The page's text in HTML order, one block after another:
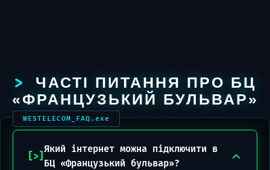
ЧАСТІ ПИТАННЯ ПРО БЦ
«ФРАНЦУЗЬКИЙ БУЛЬВАР»
Який інтернет можна підключити в
БЦ «Французький бульвар»?